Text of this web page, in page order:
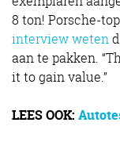
8 ton! Porsche-
interview weten
aan te pakken.
it to gain value.”
LEES OOK: